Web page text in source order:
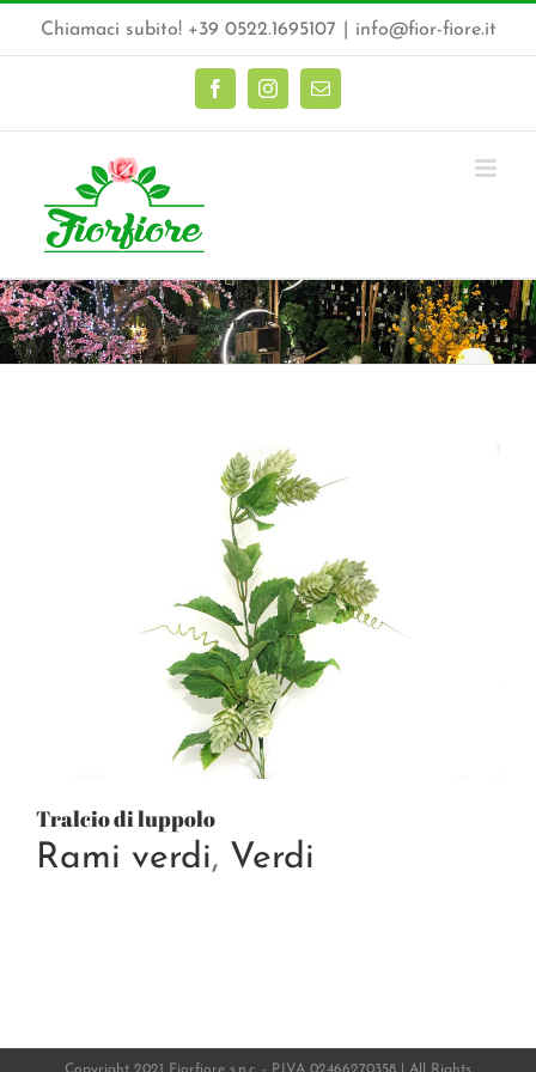
contenuto
Chiamaci subito! +39 0522.1695107 info@fior-fiore.it
FacebookInstagramEmail
Home Tralcio ornamentale
Tralcio di luppolo
Rami verdi, Verdi